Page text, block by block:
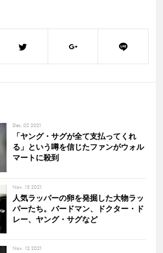
Dec. 02 2021
「ヤング・サグが全て支払ってくれ
る」という噂を信じたファンがウォル
マートに殺到
Nov. 15 2021
人気ラッパーの卵を発掘した大物ラッ
パーたち。バードマン、ドクター・ド
レー、ヤング・サグなど
Nov. 12 2021